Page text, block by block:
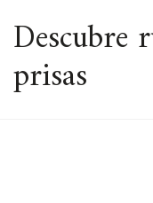
Descubre
prisas